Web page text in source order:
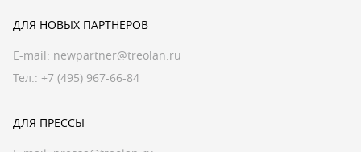
ДЛЯ НОВЫХ ПАРТНЕРОВ
E-mail: newpartner@treolan.ru
Тел.: +7 (495) 967-66-84
ДЛЯ ПРЕССЫ